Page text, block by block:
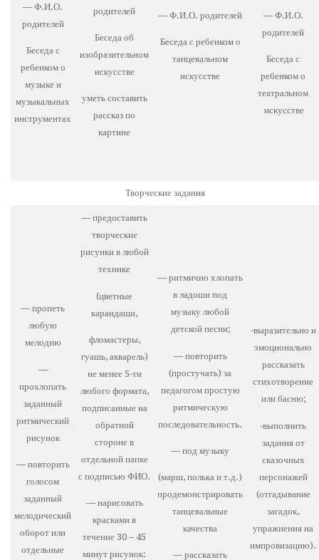
— Ф.И.О.
родителей
Беседа с
ребенком о
музыке и
музыкальных
инструментах
родителей
Беседа об
изобразительном
искусстве
уметь составить
рассказ по
картине
— Ф.И.О. родителей
Беседа с ребенком о
танцевальном
искусстве
— Ф.И.О.
родителей
Беседа с
ребенком о
театральном
искусстве
Творческие задания
— пропеть
любую
мелодию
—
прохлопать
заданный
ритмический
рисунок
— повторить
голосом
заданный
мелодический
оборот или
отдельные
— предоставить
творческие
рисунки в любой
технике
(цветные
карандаши,
фломастеры,
гуашь, акварель)
не менее 5-ти
любого формата,
подписанные на
обратной
стороне в
отдельной папке
с подписью ФИО.
— нарисовать
красками в
течение 30 – 45
минут рисунок:
— ритмично хлопать
в ладоши под
музыку любой
детской песни;
— повторить
(простучать) за
педагогом простую
ритмическую
последовательность.
— под музыку
(марш, полька и т.д.)
продемонстрировать
танцевальные
качества
— рассказать
-выразительно и
эмоционально
рассказать
стихотворение
или басню;
-выполнить
задания от
сказочных
персонажей
(отгадывание
загадок,
упражнения на
импровизацию).